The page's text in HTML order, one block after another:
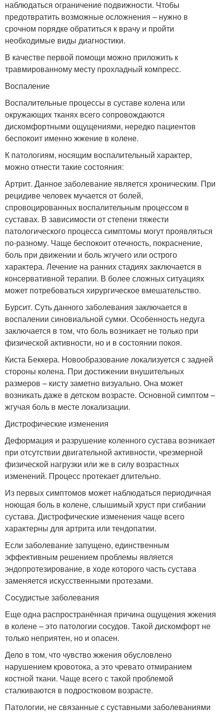
наблюдаться ограничение подвижности. Чтобы
предотвратить возможные осложнения – нужно в
срочном порядке обратиться к врачу и пройти
необходимые виды диагностики.
В качестве первой помощи можно приложить к
травмированному месту прохладный компресс.
Воспаление
Воспалительные процессы в суставе колена или
окружающих тканях всего сопровождаются
дискомфортными ощущениями, нередко пациентов
беспокоит именно жжение в колене.
К патологиям, носящим воспалительный характер,
можно отнести такие состояния:
Артрит. Данное заболевание является хроническим. При
рецидиве человек мучается от болей,
спровоцированных воспалительным процессом в
суставах. В зависимости от степени тяжести
патологического процесса симптомы могут проявляться
по-разному. Чаще беспокоит отечность, покраснение,
боль при движении и боль жгучего или острого
характера. Лечение на ранних стадиях заключается в
консервативной терапии. В более сложных ситуациях
может потребоваться хирургическое вмешательство.
Бурсит. Суть данного заболевания заключается в
воспалении синовиальной сумки. Особенность недуга
заключается в том, что боль возникает не только при
физической активности, но и в состоянии покоя.
Киста Беккера. Новообразование локализуется с задней
стороны колена. При достижении внушительных
размеров – кисту заметно визуально. Она может
возникать даже в детском возрасте. Основной симптом –
жгучая боль в месте локализации.
Дистрофические изменения
Деформация и разрушение коленного сустава возникает
при отсутствии двигательной активности, чрезмерной
физической нагрузки или же в силу возрастных
изменений. Процесс протекает длительно.
Из первых симптомов может наблюдаться периодичная
ноющая боль в колене, слышимый хруст при сгибании
сустава. Дистрофические изменения чаще всего
характерны для артрита или тендопатии.
Если заболевание запущено, единственным
эффективным решением проблемы является
эндопротезирование, в ходе которого часть сустава
заменяется искусственными протезами.
Сосудистые заболевания
Еще одна распространённая причина ощущения жжения
в колене – это патологии сосудов. Такой дискомфорт не
только неприятен, но и опасен.
Дело в том, что чувство жжения обусловлено
нарушением кровотока, а это чревато отмиранием
костной ткани. Чаще всего с такой проблемой
сталкиваются в подростковом возрасте.
Патологии, не связанные с суставными заболеваниями